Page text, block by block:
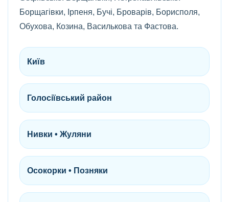
Борщагівки, Ірпеня, Бучі, Броварів, Борисполя,
Обухова, Козина, Василькова та Фастова.
Київ
Голосіївський район
Нивки • Жуляни
Осокорки • Позняки